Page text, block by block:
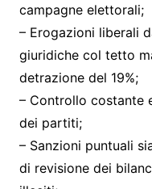
campagne elettorali;
– Erogazioni liberali
giuridiche col tetto
detrazione del 19%;
– Controllo costante
dei partiti;
– Sanzioni puntuali
di revisione dei